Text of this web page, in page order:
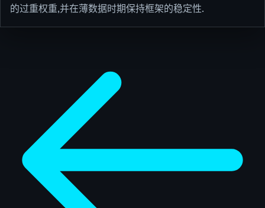
的过重权重,并在薄数据时期保持框架的稳定性.